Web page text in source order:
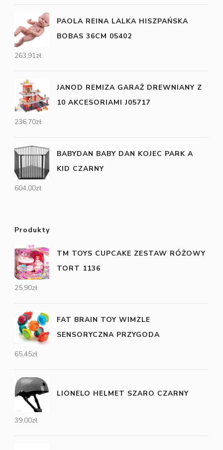
PAOLA REINA LALKA HISZPAŃSKA
BOBAS 36CM 05402
263,91zł
JANOD REMIZA GARAŻ DREWNIANY Z
10 AKCESORIAMI J05717
236,70zł
BABYDAN BABY DAN KOJEC PARK A
KID CZARNY
604,00zł
Produkty
TM TOYS CUPCAKE ZESTAW RÓŻOWY
TORT 1136
25,90zł
FAT BRAIN TOY WIMZLE
SENSORYCZNA PRZYGODA
65,45zł
LIONELO HELMET SZARO CZARNY
39,00zł